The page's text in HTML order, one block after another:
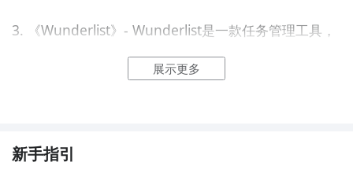
3. 《Wunderlist》- Wunderlist是一款任务管理工具，
截止日期等功能，帮助用户提高工作效率和时间管理能
用户可以将文件上传到云端，实现跨设备访问和共享，
展示更多
新手指引